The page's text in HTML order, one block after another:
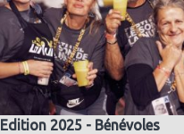
Edition 2025 - Bénévoles